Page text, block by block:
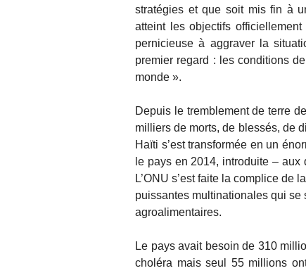
stratégies et que soit mis fin à
atteint les objectifs
pernicieuse à aggraver la
premier regard : les conditions
monde ».
Depuis le tremblement de terre
milliers de morts, de blessés, de
Haïti s’est transformée en un
le pays en 2014, introduite –
L’ONU s’est faite la complice de
puissantes multinationales qui se
agroalimentaires.
Le pays avait besoin de 310
choléra mais seul 55 millions